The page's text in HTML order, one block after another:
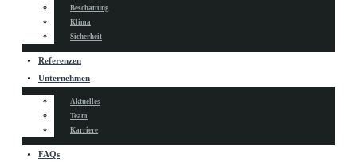
Beschattung
Klima
Sicherheit
Referenzen
Unternehmen
Aktuelles
Team
Karriere
FAQs